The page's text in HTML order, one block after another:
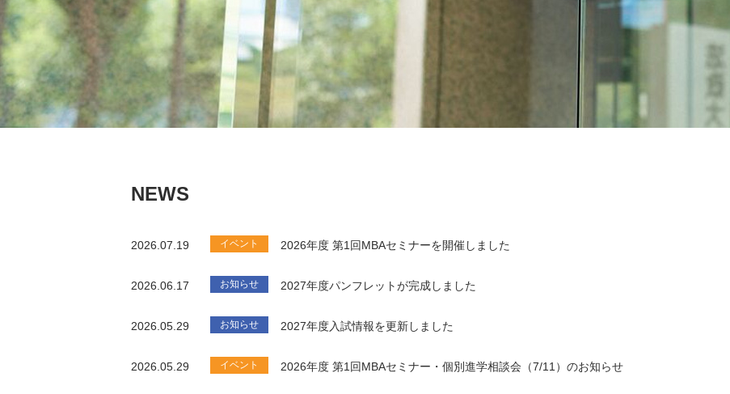
NEWS
2026.07.19 イベント 2026年度 第1回MBAセミナーを開催しました
2026.06.17 お知らせ 2027年度パンフレットが完成しました
2026.05.29 お知らせ 2027年度入試情報を更新しました
2026.05.29 イベント 2026年度 第1回MBAセミナー・個別進学相談会（7/11）のお知らせ